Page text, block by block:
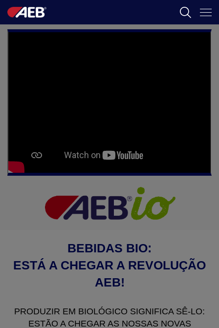
AEB
BEBIDAS BIO:
ESTÁ A CHEGAR A REVOLUÇÃO
AEB!
PRODUZIR EM BIOLÓGICO SIGNIFICA SÊ-LO:
ESTÃO A CHEGAR AS NOSSAS NOVAS